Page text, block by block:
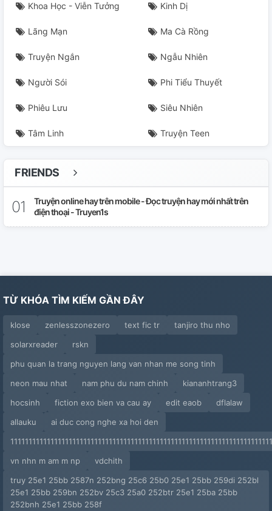
Khoa Học - Viễn Tưởng Kinh Dị
Lãng Mạn Ma Cà Rồng
Truyện Ngắn Ngẫu Nhiên
Người Sói Phi Tiểu Thuyết
Phiêu Lưu Siêu Nhiên
Tâm Linh Truyện Teen
FRIENDS
Truyện online hay trên mobile - Đọc truyện hay mới nhất trên
điện thoại - Truyen1s
TỪ KHÓA TÌM KIẾM GẦN ĐÂY
klose zenlesszonezero text fic tr
tanjiro thu nho
solarxreader
rskn
phu quan la trang nguyen lang van nhan me song tinh
neon mau nhat
nam phu du nam chinh
kiananhtrang3
hocsinh
fiction exo bien va cau ay edit eaob
dflalaw
allauku
ai duc cong nghe xa hoi den
vn nhn m am m np
vdchith
truy 25e1 25bb 2587n 252bng 25c6 25b0 25e1 25bb 259di 252bl
25e1 25bb 259bn 252bv 25c3 25a0 252btr 25e1 25ba 25bb
252bnh 25e1 25bb 258f